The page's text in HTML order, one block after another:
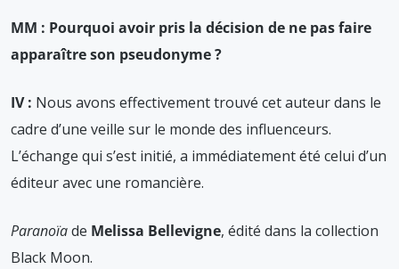
MM : Pourquoi avoir pris la décision de ne pas faire
apparaître son pseudonyme ?
IV : Nous avons effectivement trouvé cet auteur dans le
cadre d’une veille sur le monde des influenceurs.
L’échange qui s’est initié, a immédiatement été celui d’un
éditeur avec une romancière.
Paranoïade Melissa Bellevigne, édité dans la collection
Black Moon.